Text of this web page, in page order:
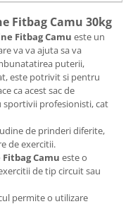
Fitbag Camu 30kg
Fitbag Camu este un
va va ajuta sa va
puterii,
este potrivit si pentru
ca acest sac de
profesionisti, cat
de prinderi diferite,
de exercitii.
Camu este o
de tip circuit sau
permite o utilizare